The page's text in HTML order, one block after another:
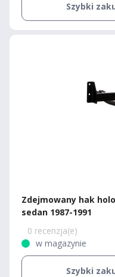
Szybki
Zdejmowany hak
sedan 1987-1991
0 recenzja(e)
w magazynie
Szybki